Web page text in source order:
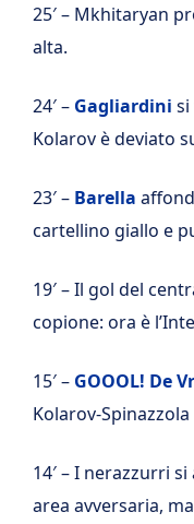
25′ – Mkhitaryan
alta.
24′ – Gagliardini
Kolarov è deviato
23′ – Barella
cartellino giallo e
19′ – Il gol del
copione: ora è
15′ – GOOOL! De
Kolarov-
14′ – I nerazzurri
area avversaria,